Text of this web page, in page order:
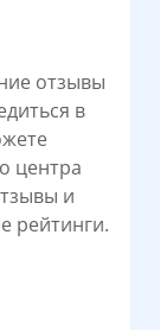
отзывы
в
центра
и
рейтинги.